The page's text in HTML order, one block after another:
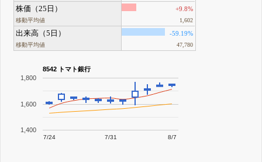
株価（25日）
移動平均値
+9.8%
1,602
出来高（5日）
移動平均値
-59.19%
47,780
8542 トマト銀行
7/24 7/31 8/7
1,400
1,600
1,800